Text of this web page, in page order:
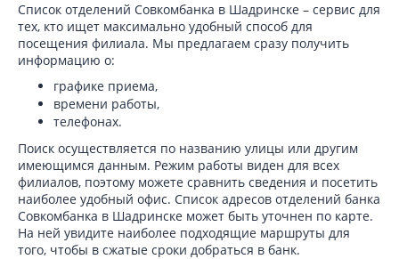
Список отделений Совкомбанка в Шадринске – сервис для
тех, кто ищет максимально удобный способ для
посещения филиала. Мы предлагаем сразу получить
информацию о:
графике приема,
времени работы,
телефонах.
Поиск осуществляется по названию улицы или другим
имеющимся данным. Режим работы виден для всех
филиалов, поэтому можете сравнить сведения и посетить
наиболее удобный офис. Список адресов отделений банка
Совкомбанка в Шадринске может быть уточнен по карте.
На ней увидите наиболее подходящие маршруты для
того, чтобы в сжатые сроки добраться в банк.